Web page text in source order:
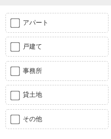
アパート
戸建て
事務所
貸土地
その他